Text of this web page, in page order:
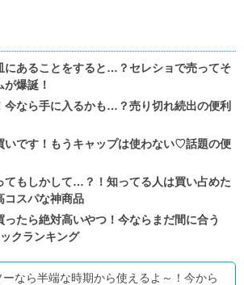
にあることをすると…？セレショで売ってそ
爆誕！
今なら手に入るかも…？売り切れ続出の便利
いです！もうキャップは使わない♡話題の便
てもしかして…？！知ってる人は買い占めた
スパな神商品
たら絶対高いやつ！今ならまだ間に合う
クランキング
ーなら半端な時期から使えるよ～！今から